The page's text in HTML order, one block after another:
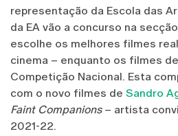
representação da Escola das
da EA vão a concurso na
escolhe os melhores filmes
cinema – enquanto os filmes
Competição Nacional. Esta
com o novo filmes de Sandro
Faint Companions– artista
2021-22.